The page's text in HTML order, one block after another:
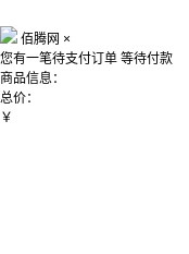
佰腾网 ×
您有一笔待支付订单 等待付款
商品信息：
总价：
￥